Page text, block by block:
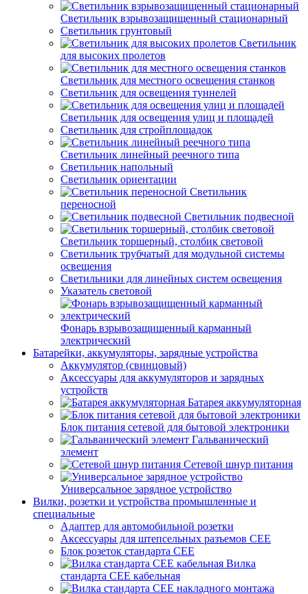
Светильник взрывозащищенный стационарный
Светильник грунтовый
Светильник
для высоких пролетов
Светильник для местного освещения станков
Светильник для освещения туннелей
Светильник для освещения улиц и площадей
Светильник для стройплощадок
Светильник линейный реечного типа
Светильник напольный
Светильник ориентации
Светильник
переносной
Светильник подвесной
Светильник торшерный, столбик световой
Светильник трубчатый для модульной системы
освещения
Светильники для линейных систем освещения
Указатель световой
Фонарь взрывозащищенный карманный
электрический
Батарейки, аккумуляторы, зарядные устройства
Аккумулятор (свинцовый)
Аксессуары для аккумуляторов и зарядных
устройств
Батарея аккумуляторная
Блок питания сетевой для бытовой электроники
Гальванический
элемент
Сетевой шнур питания
Универсальное зарядное устройство
Вилки, розетки и устройства промышленные и
специальные
Адаптер для автомобильной розетки
Аксессуары для штепсельных разъемов CEE
Блок розеток стандарта CEE
Вилка
стандарта CEE кабельная